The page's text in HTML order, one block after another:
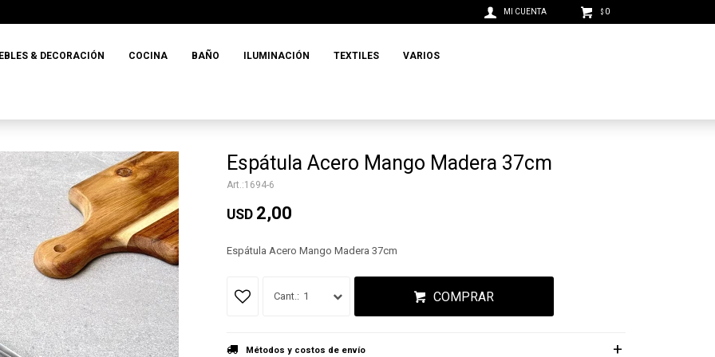
& DECORACIÓN COCINA BAÑO ILUMINACIÓN TEXTILES VARIOS
$ 0
Espátula Acero Mango Madera 37cm
1694-6
USD 2,00
Espátula Acero Mango Madera 37cm
1 COMPRAR
Métodos y costos de envío